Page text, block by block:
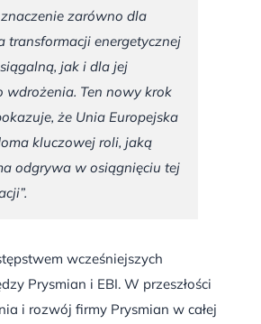
zarówno dla
transformacji energetycznej
jak i dla jej
wdrożenia. Ten nowy krok
że Unia Europejska
kluczowej roli, jaką
odgrywa w osiągnięciu tej
wcześniejszych
Prysmian i EBI. W przeszłości
i rozwój firmy Prysmian w całej